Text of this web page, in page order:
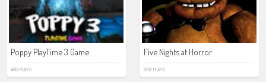
Poppy PlayTime 3 Game
4813 PLAYS
Five Nights at Horror
5912 PLAYS